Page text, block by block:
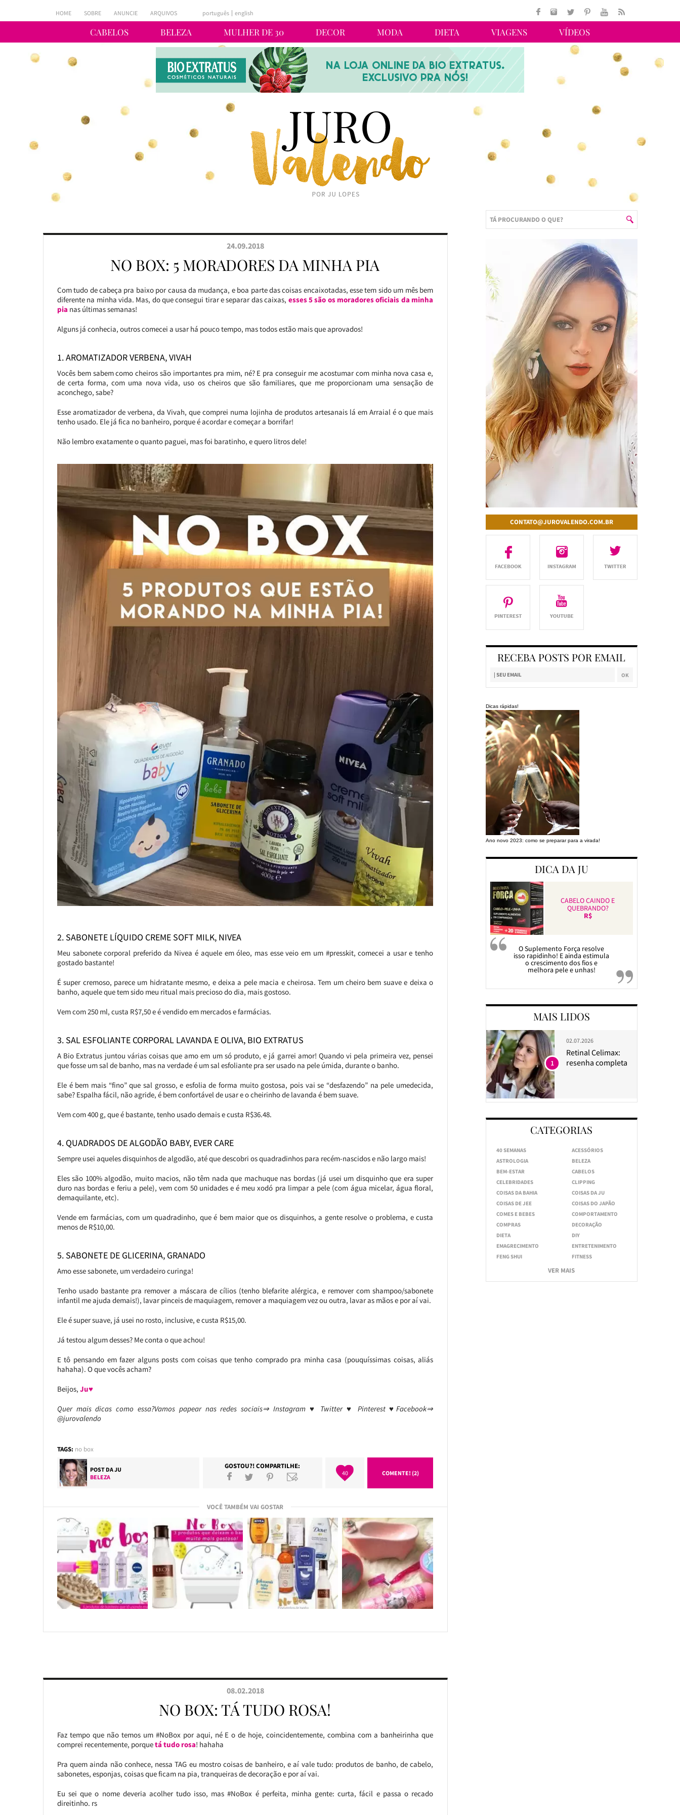
CABELOS BELEZA MULHER DE 30 DECOR MODA DIETA VIAGENS VÍDEOS
HOME SOBRE ANUNCIE ARQUIVOS português english
24.09.2018
NO BOX: 5 MORADORES DA MINHA PIA
Com tudo de cabeça pra baixo por causa da mudança, e boa parte das coisas encaixotadas, esse tem sido um mês bem
diferente na minha vida. Mas, do que consegui tirar e separar das caixas, esses 5 são os moradores oficiais da minha
pia nas últimas semanas!
Alguns já conhecia, outros comecei a usar há pouco tempo, mas todos estão mais que aprovados!
1. AROMATIZADOR VERBENA, VIVAH
Vocês bem sabem como cheiros são importantes pra mim, né? E pra conseguir me acostumar com minha nova casa e,
de certa forma, com uma nova vida, uso os cheiros que são familiares, que me proporcionam uma sensação de
aconchego, sabe?
Esse aromatizador de verbena, da Vivah, que comprei numa lojinha de produtos artesanais lá em Arraial é o que mais
tenho usado. Ele já fica no banheiro, porque é acordar e começar a borrifar!
Não lembro exatamente o quanto paguei, mas foi baratinho, e quero litros dele!
2. SABONETE LÍQUIDO CREME SOFT MILK, NIVEA
Meu sabonete corporal preferido da Nivea é aquele em óleo, mas esse veio em um #presskit, comecei a usar e tenho
gostado bastante!
É super cremoso, parece um hidratante mesmo, e deixa a pele macia e cheirosa. Tem um cheiro bem suave e deixa o
banho, aquele que tem sido meu ritual mais precioso do dia, mais gostoso.
Vem com 250 ml, custa R$7,50 e é vendido em mercados e farmácias.
3. SAL ESFOLIANTE CORPORAL LAVANDA E OLIVA, BIO EXTRATUS
A Bio Extratus juntou várias coisas que amo em um só produto, e já garrei amor! Quando vi pela primeira vez, pensei
que fosse um sal de banho, mas na verdade é um sal esfoliante pra ser usado na pele úmida, durante o banho.
Ele é bem mais “fino” que sal grosso, e esfolia de forma muito gostosa, pois vai se “desfazendo” na pele umedecida,
sabe? Espalha fácil, não agride, é bem confortável de usar e o cheirinho de lavanda é bem suave.
Vem com 400 g, que é bastante, tenho usado demais e custa R$36.48.
4. QUADRADOS DE ALGODÃO BABY, EVER CARE
Sempre usei aqueles disquinhos de algodão, até que descobri os quadradinhos para recém-nascidos e não largo mais!
Eles são 100% algodão, muito macios, não têm nada que machuque nas bordas (já usei um disquinho que era super
duro nas bordas e feriu a pele), vem com 50 unidades e é meu xodó pra limpar a pele (com água micelar, água floral,
demaquilante, etc).
Vende em farmácias, com um quadradinho, que é bem maior que os disquinhos, a gente resolve o problema, e custa
menos de R$10,00.
5. SABONETE DE GLICERINA, GRANADO
Amo esse sabonete, um verdadeiro curinga!
Tenho usado bastante pra remover a máscara de cílios (tenho blefarite alérgica, e remover com shampoo/sabonete
infantil me ajuda demais!), lavar pinceis de maquiagem, remover a maquiagem vez ou outra, lavar as mãos e por aí vai.
Ele é super suave, já usei no rosto, inclusive, e custa R$15,00.
Já testou algum desses? Me conta o que achou!
E tô pensando em fazer alguns posts com coisas que tenho comprado pra minha casa (pouquíssimas coisas, aliás
hahaha). O que vocês acham?
Beijos, Ju♥
Quer mais dicas como essa?Vamos papear nas redes sociais⇒ Instagram ♥ Twitter ♥ Pinterest ♥Facebook⇒
@jurovalendo
TAGS: no box
POST DAJU
BELEZA
GOSTOU?! COMPARTILHE:
40 COMENTE! (2)
VOCÊ TAMBÉM VAI GOSTAR
08.02.2018
NO BOX: TÁ TUDO ROSA!
Faz tempo que não temos um #NoBox por aqui, né E o de hoje, coincidentemente, combina com a banheirinha que
comprei recentemente, porquetá tudo rosa! hahaha
Pra quem ainda não conhece, nessa TAG eu mostro coisas de banheiro, e aí vale tudo: produtos de banho, de cabelo,
sabonetes, esponjas, coisas que ficam na pia, tranqueiras de decoração e por aí vai.
Eu sei que o nome deveria acolher tudo isso, mas #NoBox é perfeita, minha gente: curta, fácil e passa o recado
direitinho. rs
CONTATO@JUROVALENDO.COM.BR
RECEBA POSTS POR EMAIL
Dicas rápidas!
Ano novo 2023: como se preparar para a virada!
DICA DA JU
CABELO CAINDO E
QUEBRANDO?
R$
O Suplemento Força resolve
isso rapidinho! E ainda estimula
o crescimento dos fios e
melhora pele e unhas!
MAIS LIDOS
02.07.2026
Retinal Celimax:
resenha completa
1
CATEGORIAS
40 SEMANAS
ACESSÓRIOS
ASTROLOGIA
BELEZA
BEM-ESTAR
CABELOS
CELEBRIDADES
CLIPPING
COISAS DA BAHIA
COISAS DA JU
COISAS DE JEE
COISAS DO JAPÃO
COMES E BEBES
COMPORTAMENTO
COMPRAS
DECORAÇÃO
DIETA
DIY
EMAGRECIMENTO
ENTRETENIMENTO
FENG SHUI
FITNESS
VER MAIS